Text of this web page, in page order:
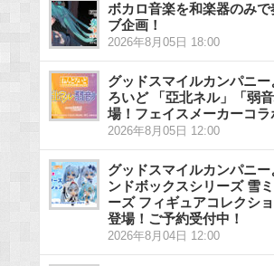
ボカロ音楽を和楽器のみで
ブ企画！
2026年8月05日 18:00
グッドスマイルカンパニ
ろいど 「亞北ネル」「弱
場！フェイスメーカーコラ
2026年8月05日 12:00
グッドスマイルカンパニー
ンドボックスシリーズ 雪
ーズ フィギュアコレクシ
登場！ご予約受付中！
2026年8月04日 12:00